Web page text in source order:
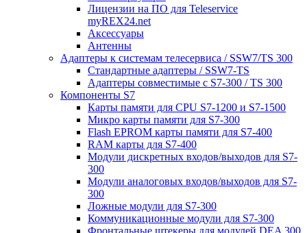
Лицензии на ПО для Teleservice
myREX24.net
Аксессуары
Антенны
Адаптеры к системам телесервиса / SSW7/TS 300
Стандартные адаптеры / SSW7-TS
Адаптеры совместимые с S7-300 / TS 300
Компоненты S7
Карты памяти для CPU S7-1200 и S7-1500
Микро карты памяти для S7-300
Flash EPROM карты памяти для S7-400
RAM карты для S7-400
Модули дискретных входов/выходов для S7-
300
Модули аналоговых входов/выходов для S7-
300
Ложные модули для S7-300
Коммуникационные модули для S7-300
Фронтальные штекеры для модулей DEA 300